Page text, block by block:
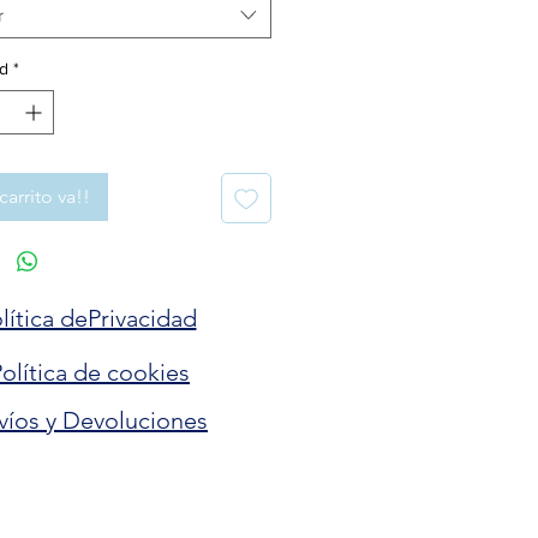
*
carrito va!!
dePrivacidad
de cookies
y Devoluciones